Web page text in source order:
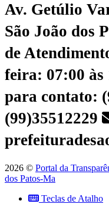
Av. Getúlio
São João dos
de
feira: 07:00 às
para contato:
(99)35512229
2026 © Portal da
dos Patos-Ma
Teclas de Atalho